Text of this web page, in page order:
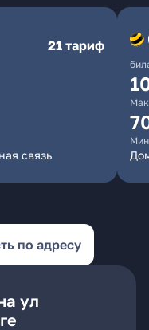
21 тариф
связь
по адресу
ул